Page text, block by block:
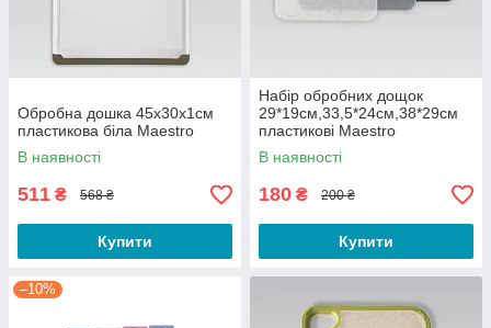
Обробна дошка 45х30х1см
пластикова біла Maestro
В наявності
511 ₴ 568 ₴
Купити
Набір обробних дощок
29*19см,33,5*24см,38*29см
пластикові Maestro
В наявності
180 ₴ 200 ₴
Купити
–10%